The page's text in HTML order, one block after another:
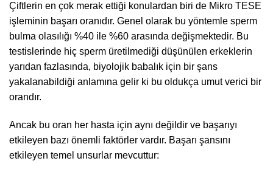
Çiftlerin en çok merak ettiği konulardan biri de Mikro TESE
işleminin başarı oranıdır. Genel olarak bu yöntemle sperm
bulma olasılığı %40 ile %60 arasında değişmektedir. Bu
testislerinde hiç sperm üretilmediği düşünülen erkeklerin
yarıdan fazlasında, biyolojik babalık için bir şans
yakalanabildiği anlamına gelir ki bu oldukça umut verici bir
orandır.
Ancak bu oran her hasta için aynı değildir ve başarıyı
etkileyen bazı önemli faktörler vardır. Başarı şansını
etkileyen temel unsurlar mevcuttur: